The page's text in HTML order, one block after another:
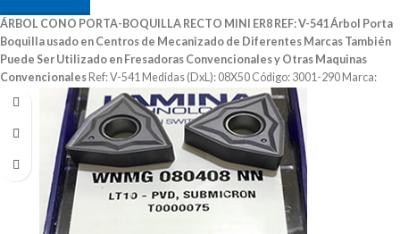
ÁRBOL CONO PORTA-BOQUILLA RECTO MINI ER8 REF: V-541Árbol Porta
Boquilla usado en Centros de Mecanizado de Diferentes Marcas También
Puede Ser Utilizado en Fresadoras Convencionales y Otras Maquinas
Convencionales Ref: V-541 Medidas (DxL): 08X50 Código: 3001-290 Marca:
Vertex